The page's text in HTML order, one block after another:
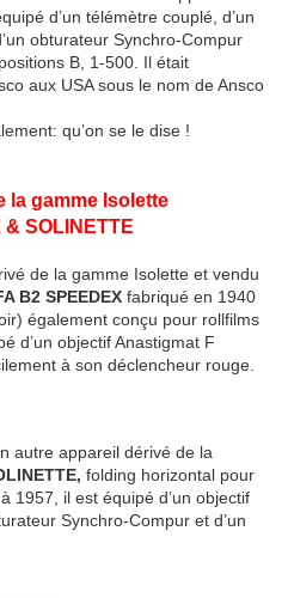
d’un télémètre couplé, d’un
obturateur Synchro-Compur
B, 1-500. Il était
aux USA sous le nom de Ansco
qu’on se le dise !
la gamme Isolette
& SOLINETTE
de la gamme Isolette et vendu
B2 SPEEDEX fabriqué en 1940
également conçu pour rollfilms
d’un objectif Anastigmat F
à son déclencheur rouge.
appareil dérivé de la
folding horizontal pour
1957, il est équipé d’un objectif
Synchro-Compur et d’un